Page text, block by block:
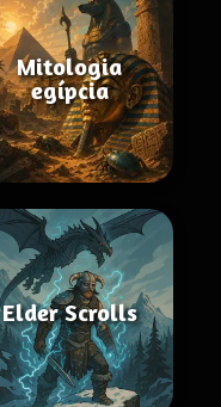
Mitologia
egípcia
Elder Scrolls